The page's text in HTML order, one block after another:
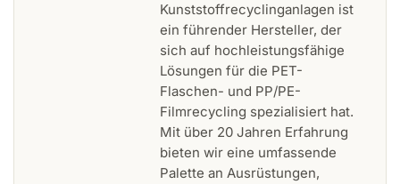
Kunststoffrecyclinganlagen ist
ein führender Hersteller, der
sich auf hochleistungsfähige
Lösungen für die PET-
Flaschen- und PP/PE-
Filmrecycling spezialisiert hat.
Mit über 20 Jahren Erfahrung
bieten wir eine umfassende
Palette an Ausrüstungen,